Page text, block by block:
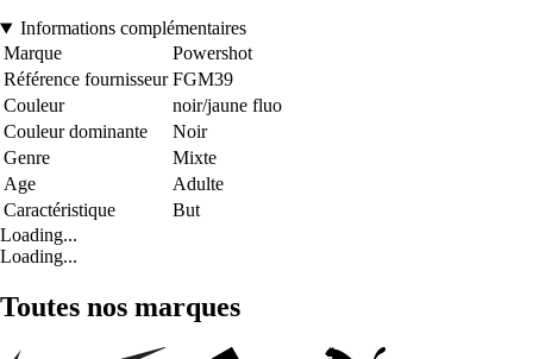
Informations complémentaires
Marque
Powershot
Référence fournisseur FGM39
Couleur
noir/jaune fluo
Couleur dominante
Noir
Genre
Mixte
Age
Adulte
Caractéristique
But
Loading...
Loading...
Toutes nos marques